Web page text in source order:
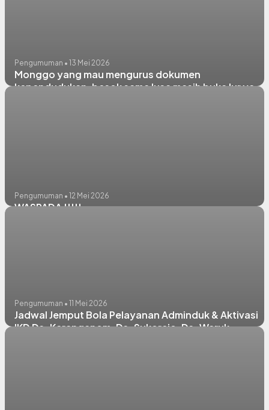
Pengumuman • 13 Mei 2026
Monggo yang mau mengurus dokumen
kependudukan, besok sama lusa masih buka lur ya...
Pengumuman • 12 Mei 2026
WASPADA !!!!!
Pengumuman • 11 Mei 2026
Jadwal Jemput Bola Pelayanan Adminduk & Aktivasi
IKD Ds. Karanganom, Ds. Sukorejo, Ds. Waruk